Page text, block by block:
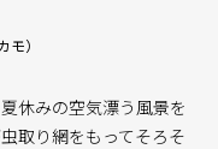
）
休みの空気漂う風景を
取り網をもってそろそ